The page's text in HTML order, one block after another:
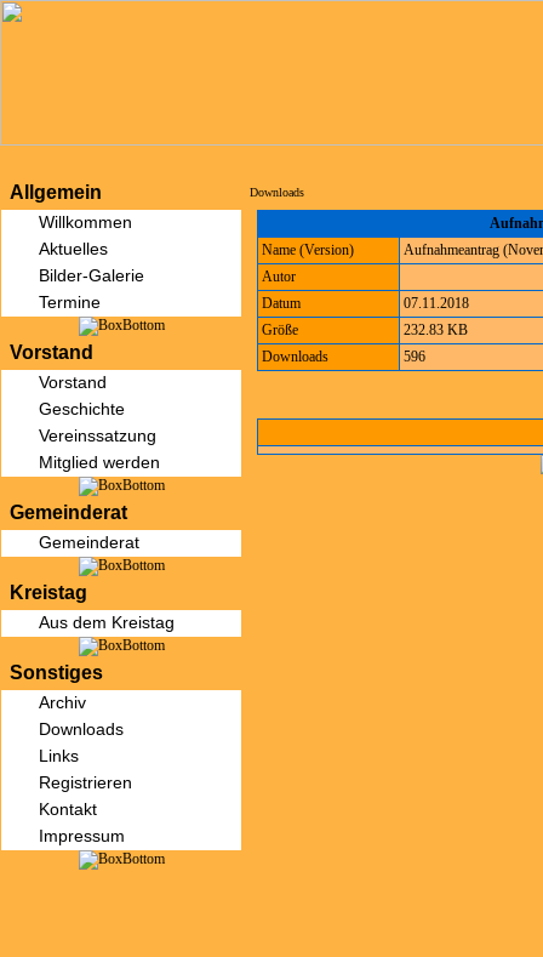
Allgemein
Willkommen
Aktuelles
Bilder-Galerie
Termine
Vorstand
Vorstand
Geschichte
Vereinssatzung
Mitglied werden
Gemeinderat
Gemeinderat
Kreistag
Aus dem Kreistag
Sonstiges
Archiv
Downloads
Links
Registrieren
Kontakt
Impressum
Downloads
Name (Version)
Aufnahmeantrag
Autor
Datum
07.11.2018
Größe
232.83 KB
Downloads
596